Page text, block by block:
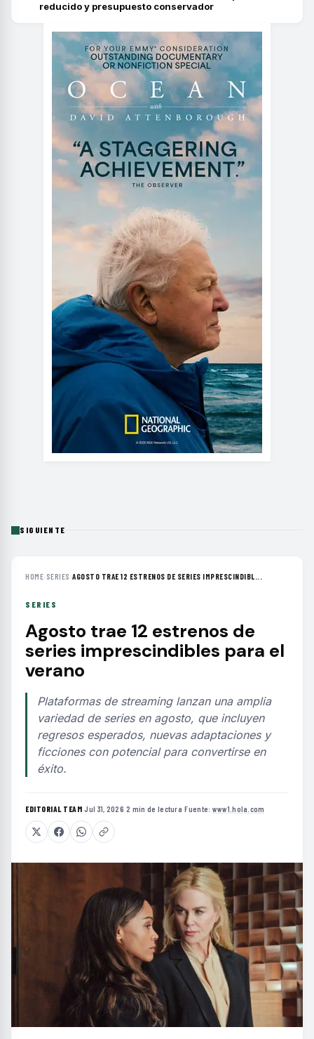
reducido y presupuesto conservador
SIGUIENTE
HOME› SERIES ›AGOSTO TRAE 12 ESTRENOS DE SERIES IMPRESCINDIBL...
SERIES
Agosto trae 12 estrenos de
series imprescindibles para el
verano
Plataformas de streaming lanzan una amplia
variedad de series en agosto, que incluyen
regresos esperados, nuevas adaptaciones y
ficciones con potencial para convertirse en
éxito.
EDITORIAL TEAM·Jul 31, 2026·2 min de lectura·Fuente: www1.hola.com